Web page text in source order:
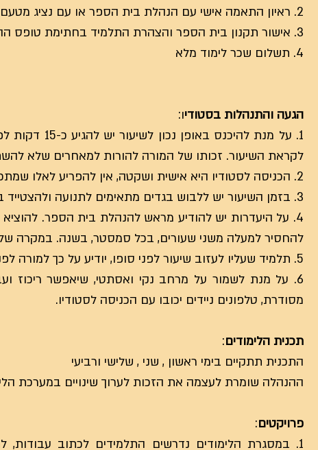
2. ראיון התאמה אישי עם הנהלת בית הספר או עם נציג מטעם בית הספר
3. אישור תקנון בית הספר והצהרת התלמיד בחתימת טופס ההרשמה
4. תשלום שכר לימוד מלא
הגעה והתנהלות בסטודיו:
1. על מנת
לקראת השיעור. זכותו של המורה להורות למאחרים שלא
2. הכניסה לסטודיו היא אישית ושקטה, אין להפריע לאלו שמתכוננים לשיעור.
3. בזמן השיעור יש ללבוש בגדים מתאימים לתנועה ולהצטייד בבקבוק מים.
4. על היעדרות יש להודיע מראש להנהלת בית הספר.
להחסיר למעלה משני שעורים, בכל סמסטר, בשנה. במקרה של
5. תלמיד שעליו לעזוב שיעור לפני סופו, יודיע על כך למורה לפני תחילת השיעור ויקבל את אישורו.
6. על מנת לשמור על מרחב נקי ואסתטי, שיאפשר ריכוז
מסודרת, טלפונים ניידים יכובו עם הכניסה לסטודיו.
תכנית הלימודים:
התכנית תתקיים בימי ראשון , שני , שלישי ורביעי
ההנהלה שומרת לעצמה את הזכות לערוך שינויים במערכת
פרויקטים:
1. במסגרת הלימודים נדרשים התלמידים לכתוב